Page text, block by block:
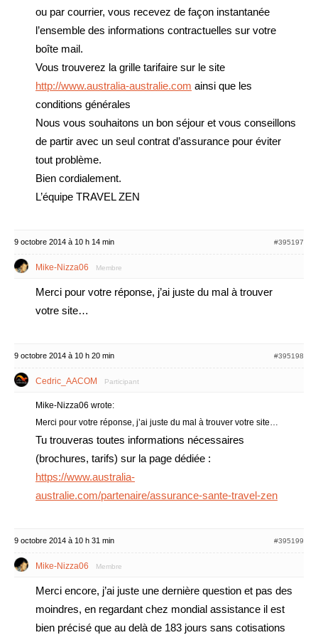
ou par courrier, vous recevez de façon instantanée
l’ensemble des informations contractuelles sur votre
boîte mail.
Vous trouverez la grille tarifaire sur le site
http://www.australia-australie.com ainsi que les
conditions générales
Nous vous souhaitons un bon séjour et vous conseillons
de partir avec un seul contrat d’assurance pour éviter
tout problème.
Bien cordialement.
L’équipe TRAVEL ZEN
9 octobre 2014 à 10 h 14 min #395197
Mike-Nizza06 Membre
Merci pour votre réponse, j’ai juste du mal à trouver
votre site…
9 octobre 2014 à 10 h 20 min #395198
Cedric_AACOM Participant
Mike-Nizza06 wrote:
Merci pour votre réponse, j’ai juste du mal à trouver votre site…
Tu trouveras toutes informations nécessaires
(brochures, tarifs) sur la page dédiée :
https://www.australia-
australie.com/partenaire/assurance-sante-travel-zen
9 octobre 2014 à 10 h 31 min #395199
Mike-Nizza06 Membre
Merci encore, j’ai juste une dernière question et pas des
moindres, en regardant chez mondial assistance il est
bien précisé que au delà de 183 jours sans cotisations